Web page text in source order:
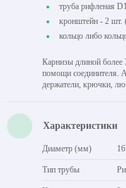
труба рифленая
кронштейн - 2 шт.
кольцо либо
Карнизы длиной более
помощи соединителя.
держатели, крючки,
Характеристики
Диаметр (мм) 16
Тип трубы